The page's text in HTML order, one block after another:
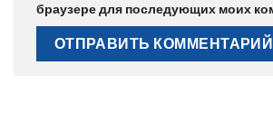
браузере для последующих моих